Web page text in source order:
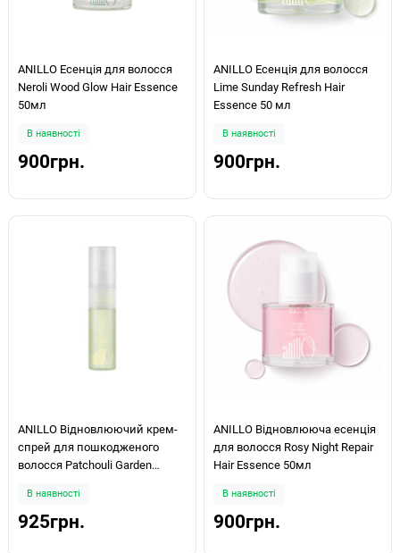
ANILLO Есенція для волосся
Neroli Wood Glow Hair Essence
50мл
В наявності
900грн.
ANILLO Есенція для волосся
Lime Sunday Refresh Hair
Essence 50 мл
В наявності
900грн.
ANILLO Відновлюючий крем-
спрей для пошкодженого
волосся Patchouli Garden
70ml
В наявності
925грн.
ANILLO Відновлююча есенція
для волосся Rosy Night Repair
Hair Essence 50мл
В наявності
900грн.